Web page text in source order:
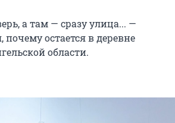
а там — сразу улица... —
почему остается в деревне
области.